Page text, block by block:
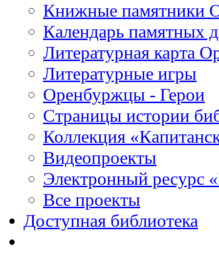
Книжные памятники
Календарь памятных
Литературная карта
Литературные игры
Оренбуржцы - Герои
Страницы истории
Коллекция
Видеопроекты
Электронный ресурс
Все проекты
Доступная библиотека